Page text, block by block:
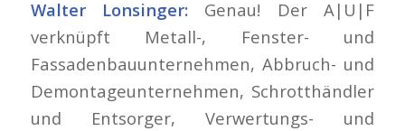
Walter Lonsinger: Genau! Der A|U|F
verknüpft Metall-, Fenster- und
Fassadenbauunternehmen, Abbruch- und
Demontageunternehmen, Schrotthändler
und Entsorger, Verwertungs- und